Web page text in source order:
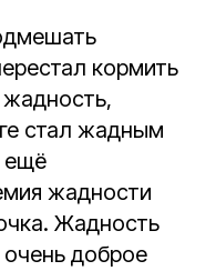
кормить
жадность,
стал жадным
ещё
жадности
Жадность
доброе